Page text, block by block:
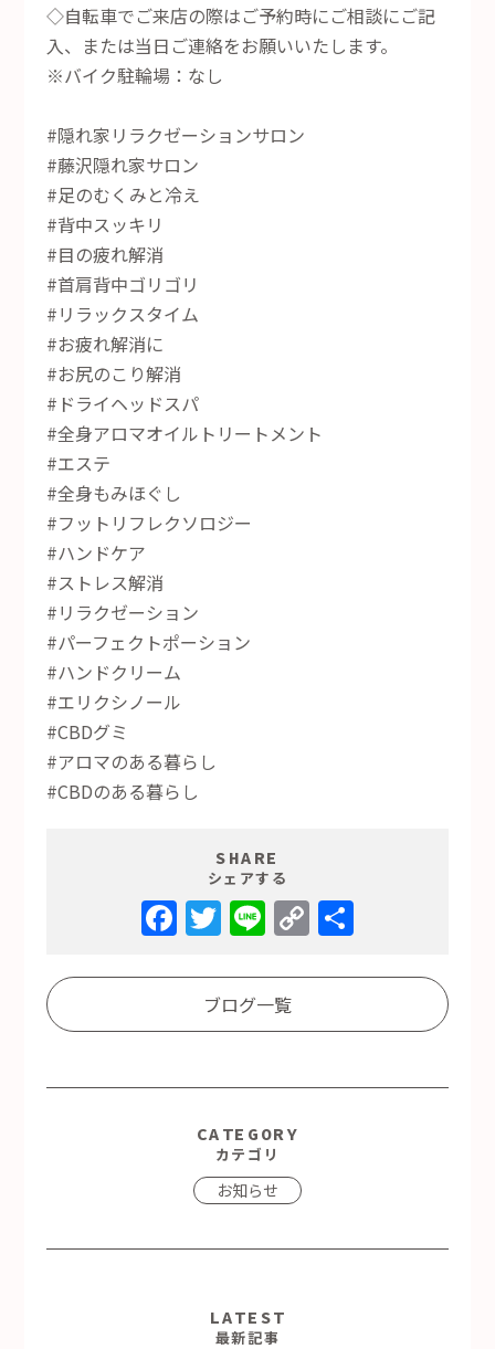
◇自転車でご来店の際はご予約時にご相談にご記
入、または当日ご連絡をお願いいたします。
※バイク駐輪場：なし
#隠れ家リラクゼーションサロン
#藤沢隠れ家サロン
#足のむくみと冷え
#背中スッキリ
#目の疲れ解消
#首肩背中ゴリゴリ
#リラックスタイム
#お疲れ解消に
#お尻のこり解消
#ドライヘッドスパ
#全身アロマオイルトリートメント
#エステ
#全身もみほぐし
#フットリフレクソロジー
#ハンドケア
#ストレス解消
#リラクゼーション
#パーフェクトポーション
#ハンドクリーム
#エリクシノール
#CBDグミ
#アロマのある暮らし
#CBDのある暮らし
SHARE
シェアする
Facebook
Twitter
LineCopy
Link
ブログ一覧
CATEGORY
カテゴリ
お知らせ
LATEST
最新記事